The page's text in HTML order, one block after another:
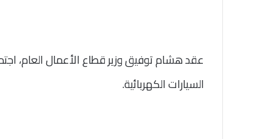
عقد هشام توفيق وزير قطاع الأعمال
السيارات الكهربائية.